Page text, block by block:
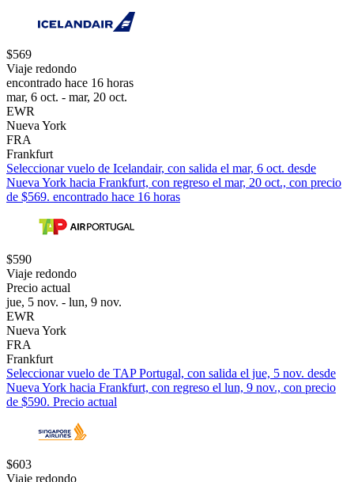
$569
Viaje redondo
encontrado hace 16 horas
mar, 6 oct. - mar, 20 oct.
EWR
Nueva York
FRA
Frankfurt
Seleccionar vuelo de Icelandair, con salida el mar, 6 oct. desde
Nueva York hacia Frankfurt, con regreso el mar, 20 oct., con precio
de $569. encontrado hace 16 horas
$590
Viaje redondo
Precio actual
jue, 5 nov. - lun, 9 nov.
EWR
Nueva York
FRA
Frankfurt
Seleccionar vuelo de TAP Portugal, con salida el jue, 5 nov. desde
Nueva York hacia Frankfurt, con regreso el lun, 9 nov., con precio
de $590. Precio actual
$603
Viaje redondo